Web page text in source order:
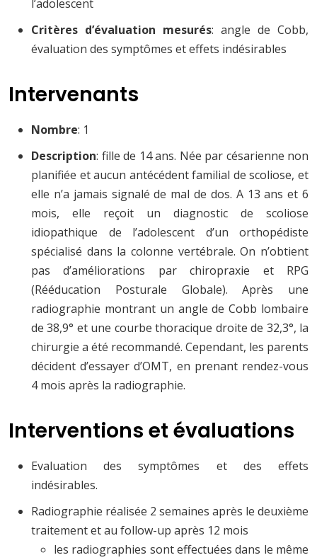
l’adolescent
Critères d’évaluation mesurés: angle de Cobb,
évaluation des symptômes et effets indésirables
Intervenants
Nombre: 1
Description: fille de 14 ans. Née par césarienne non
planifiée et aucun antécédent familial de scoliose, et
elle n’a jamais signalé de mal de dos. A 13 ans et 6
mois, elle reçoit un diagnostic de scoliose
idiopathique de l’adolescent d’un orthopédiste
spécialisé dans la colonne vertébrale. On n’obtient
pas d’améliorations par chiropraxie et RPG
(Rééducation Posturale Globale). Après une
radiographie montrant un angle de Cobb lombaire
de 38,9° et une courbe thoracique droite de 32,3°, la
chirurgie a été recommandé. Cependant, les parents
décident d’essayer d’OMT, en prenant rendez-vous
4 mois après la radiographie.
Interventions et évaluations
Evaluation des symptômes et des effets
indésirables.
Radiographie réalisée 2 semaines après le deuxième
traitement et au follow-up après 12 mois
les radiographies sont effectuées dans le même